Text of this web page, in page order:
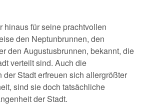
hinaus für seine prachtvollen
den Neptunbrunnen, den
den Augustusbrunnen, bekannt, die
verteilt sind. Auch die
der Stadt erfreuen sich allergrößter
sind sie doch tatsächliche
der Stadt.